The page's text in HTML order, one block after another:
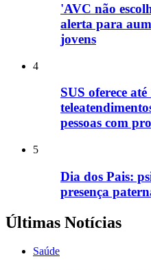
'AVC não
alerta para
jovens
4
SUS oferece
pessoas com
5
Dia dos Pais:
presença
Últimas Notícias
Saúde